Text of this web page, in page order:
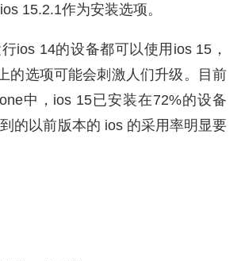
15.2.1作为安装选项。
ios 14的设备都可以使用ios 15，
的选项可能会刺激人们升级。目前
中，ios 15已安装在72%的设备
的以前版本的 ios 的采用率明显要